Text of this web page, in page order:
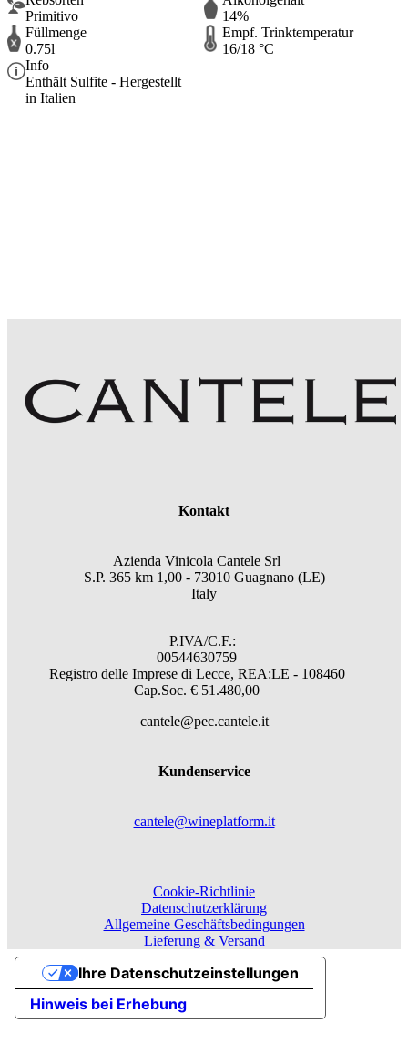
Primitivo
14%
Füllmenge
0.75l
Empf. Trinktemperatur
16/18 °C
Info
Enthält Sulfite - Hergestellt
in Italien
Kontakt
Azienda Vinicola Cantele Srl
S.P. 365 km 1,00 - 73010 Guagnano (LE)
Italy
P.IVA/C.F.:
00544630759
Registro delle Imprese di Lecce, REA:LE - 108460
Cap.Soc. € 51.480,00
cantele@pec.cantele.it
Kundenservice
cantele@wineplatform.it
Cookie-Richtlinie
Datenschutzerklärung
Allgemeine Geschäftsbedingungen
Lieferung & Versand
Hinweis bei Erhebung
Ihre Datenschutzeinstellungen